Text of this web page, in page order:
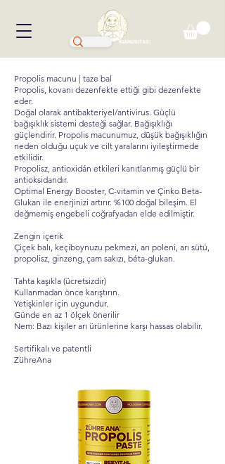
KIÁRUSÍTÁS!
Propolis macunu | taze bal
Propolis, kovanı dezenfekte ettiği gibi dezenfekte
eder.
Doğal olarak antibakteriyel/antivirus. Güçlü
bağışıklık sistemi desteği sağlar. Bağışıklığı
güçlendirir. Propolis macunumuz, düşük bağışıklığın
neden olduğu uçuk ve cilt yaralarını iyileştirmede
etkilidir.
Propolisz, antioxidán etkileri kanıtlanmış güçlü bir
antioksidandır.
Optimal Energy Booster, C-vitamin ve Çinko Beta-
Glukan ile enerjinizi artırır. %100 doğal bileşim. El
değmemiş engebeli coğrafyadan elde edilmiştir.
Zengin içerik
Çiçek balı, keçiboynuzu pekmezi, arı poleni, arı sütü,
propolisz, ginzeng, çam sakızı, béta-glukan.
Tahta kaşıkla (ücretsizdir)
Kullanmadan önce karıştırın.
Yetişkinler için uygundur.
Günde en az 1 ölçek önerilir
Nem: Bazı kişiler arı ürünlerine karşı hassas olabilir.
Sertifikalı ve patentli
ZühreAna